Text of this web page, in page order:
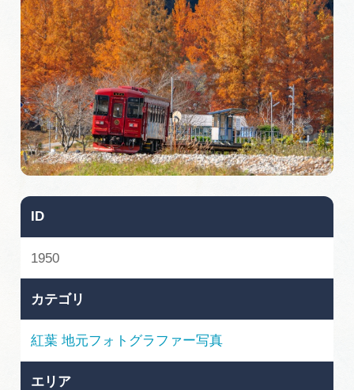
スポット・体験
イベント
グルメ
旅の予約
行きたいリストを見る
ID
1950
カテゴリ
紅葉 地元フォトグラファー写真
エリア